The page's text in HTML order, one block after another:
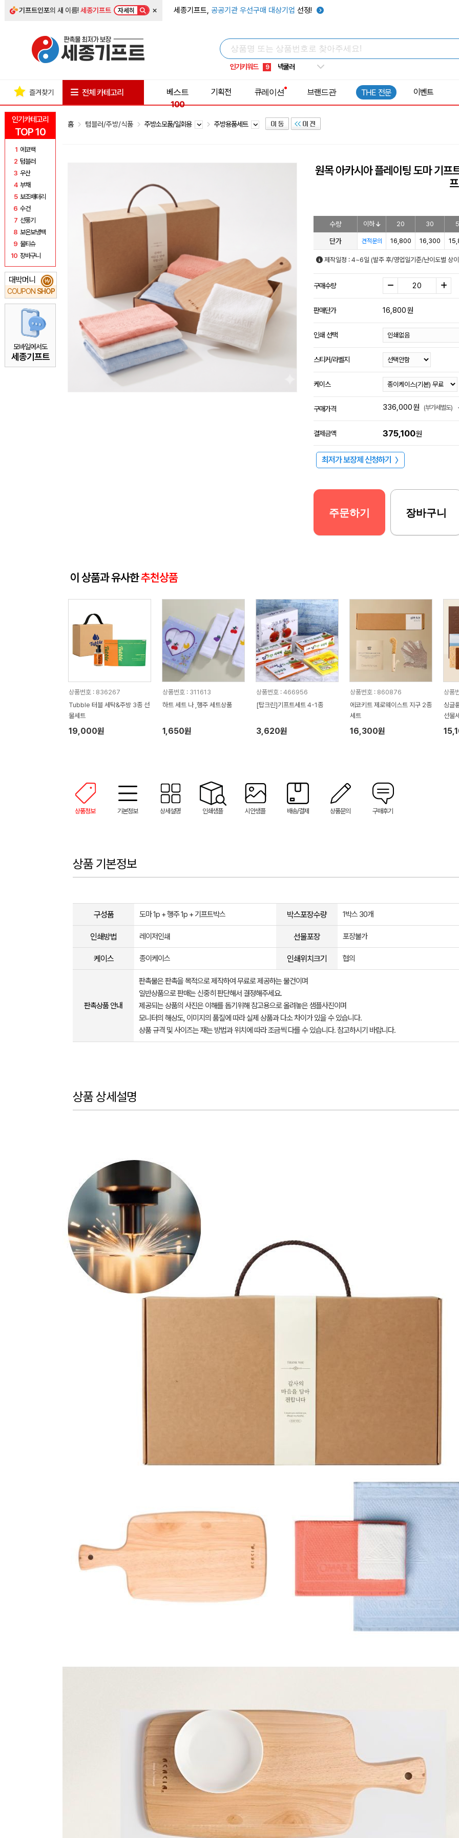
기프트인포의 새 이름!세종기프트 자세히 × 세종기프트, 공공기관 우선구매 대상기업 선정!
인기키워드
5 키캡
8 쿨토시
9 넥쿨러
1 선풍기
인기카테고리
TOP 10
1 에코백
2 텀블러
3 우산
4 부채
5 보조배터리
6 수건
7 선풍기
8 보온보냉백
9 물티슈
10 장바구니
대박머니
COUPON SHOP
₩
모바일에서도
세종기프트
즐겨찾기 전체 카테고리
베스트
100
기획전 큐레이션 브랜드관 THE 전문 이벤트
홈 텀블러/주방/식품 주방소모품/일회용 주방용품세트
원목 아카시아 플레이팅 도마 기프
수량 이하 20 30
단가 견적문의 16,800 16,300
제작일정 : 4~6일 (발주 후/영업일기준/난이도별 상
구매수량
판매단가 16,800원
인쇄 선택
스티커/라벨지
케이스
구매가격 336,000원 (부가세별도)
결제금액 375,100원
최저가 보장제 신청하기 〉
주문하기 장바구니
이 상품과 유사한추천상품
상품번호 : 836267
Tubble 터블 세탁&주방 3종 선
물세트
19,000원
상품번호 : 311613
하트 세트 나 ,행주 세트상품
1,650원
상품번호 : 466956
[탑크린]기프트세트 4-1종
3,620원
상품번호 : 860876
에코키트 제로웨이스트 지구 2종
세트
16,300원
상품
싱글
선물
상품정보 기본정보 상세설명 인쇄샘플 시안샘플 배송/결제 상품문의 구매후기
상품 기본정보
구성품 도마 1p + 행주 1p + 기프트박스 박스포장수량 1박스 30개
인쇄방법 레이저인쇄 선물포장 포장불가
케이스 종이케이스 인쇄위치크기 협의
판촉상품 안내
판촉물은 판촉을 목적으로 제작하여 무료로 제공하는 물건이며
일반상품으로 판매는 신중히 판단해서 결정해주세요.
제공되는 상품의 사진은 이해를 돕기위해 참고용으로 올려놓은 샘플사진이며
모니터의 해상도, 이미지의 품질에 따라 실제 상품과 다소 차이가 있을 수 있습니다.
상품 규격 및 사이즈는 재는 방법과 위치에 따라 조금씩 다를 수 있습니다. 참고하시기 바랍니다.
상품 상세설명